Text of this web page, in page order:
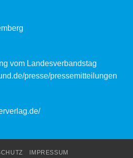
vom Landesverbandstag
presse/pressemitteilungen
IMPRESSUM